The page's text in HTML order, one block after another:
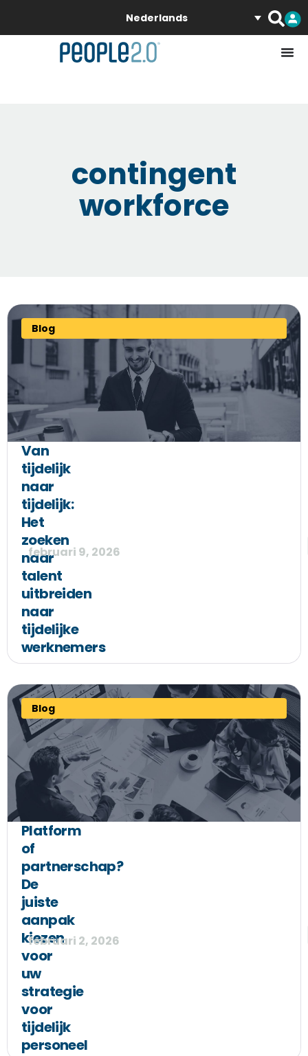
Nederlands
contingent
workforce
Blog
Van
tijdelijk
naar
tijdelijk:
Het
zoeken
naar
talent
uitbreiden
naar
tijdelijke
werknemers
februari 9, 2026
Blog
Platform
of
partnerschap?
De
juiste
aanpak
kiezen
voor
uw
strategie
voor
tijdelijk
personeel
februari 2, 2026